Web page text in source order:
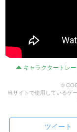
キャラクタートレ
©
当サイトで使用しているゲ
ツイート